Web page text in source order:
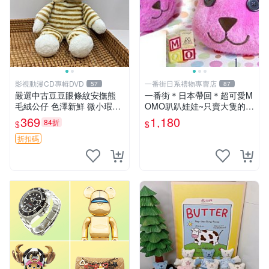
影視動漫CD專輯DVD 57
嚴選中古豆豆眼條紋安撫熊
毛絨公仔 色澤新鮮 微小瑕疵
可收藏 中古 安撫熊 條紋公仔
$369 84折
折扣碼
一番街日系禮物專賣店 87
一番街＊日本帶回＊超可愛M
OMO趴趴娃娃~只賣大隻的1
號~單隻價～生日禮物
$1,180